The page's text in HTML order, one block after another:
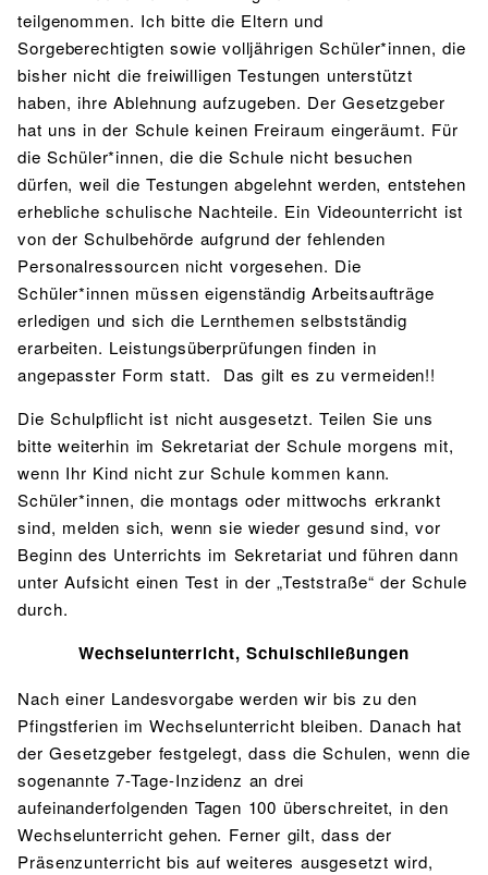
teilgenommen. Ich bitte die Eltern und
Sorgeberechtigten sowie volljährigen Schüler*innen, die
bisher nicht die freiwilligen Testungen unterstützt
haben, ihre Ablehnung aufzugeben. Der Gesetzgeber
hat uns in der Schule keinen Freiraum eingeräumt. Für
die Schüler*innen, die die Schule nicht besuchen
dürfen, weil die Testungen abgelehnt werden, entstehen
erhebliche schulische Nachteile. Ein Videounterricht ist
von der Schulbehörde aufgrund der fehlenden
Personalressourcen nicht vorgesehen. Die
Schüler*innen müssen eigenständig Arbeitsaufträge
erledigen und sich die Lernthemen selbstständig
erarbeiten. Leistungsüberprüfungen finden in
angepasster Form statt. Das gilt es zu vermeiden!!
Die Schulpflicht ist nicht ausgesetzt. Teilen Sie uns
bitte weiterhin im Sekretariat der Schule morgens mit,
wenn Ihr Kind nicht zur Schule kommen kann.
Schüler*innen, die montags oder mittwochs erkrankt
sind, melden sich, wenn sie wieder gesund sind, vor
Beginn des Unterrichts im Sekretariat und führen dann
unter Aufsicht einen Test in der „Teststraße“ der Schule
durch.
Wechselunterricht, Schulschließungen
Nach einer Landesvorgabe werden wir bis zu den
Pfingstferien im Wechselunterricht bleiben. Danach hat
der Gesetzgeber festgelegt, dass die Schulen, wenn die
sogenannte 7-Tage-Inzidenz an drei
aufeinanderfolgenden Tagen 100 überschreitet, in den
Wechselunterricht gehen. Ferner gilt, dass der
Präsenzunterricht bis auf weiteres ausgesetzt wird,